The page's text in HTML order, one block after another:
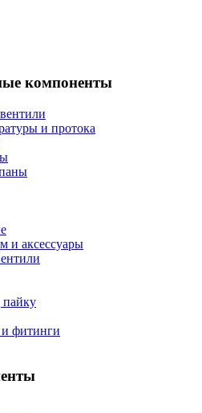
компоненты
и протока
и аксессуары
фитинги